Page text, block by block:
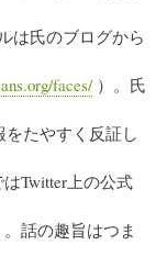
は氏のブログから
faces/）。氏
をたやすく反証し
Twitter上の公式
話の趣旨はつま